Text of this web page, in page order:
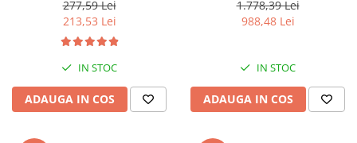
277,59 Lei
213,53 Lei
IN STOC
ADAUGA IN COS
H 143 cm, Inox
1.778,39 Lei
988,48 Lei
IN STOC
ADAUGA IN COS